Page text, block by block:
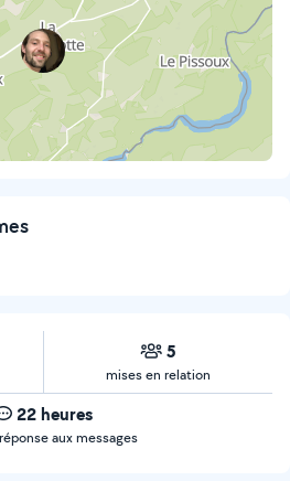
5
mises en relation
22 heures
aux messages